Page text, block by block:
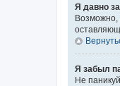
Я давно
Возможно,
Я забыл
Не